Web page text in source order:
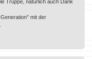
Truppe, natürlich auch Dank
mit der